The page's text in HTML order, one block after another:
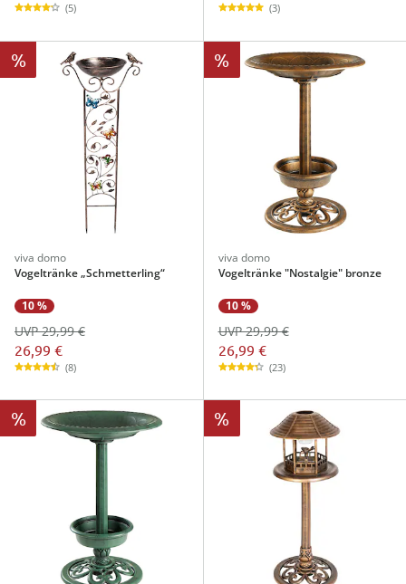
(5) (3)
%
viva domo
Vogeltränke „Schmetterling“
10 %
26,99 €
UVP 29,99 €
(8)
%
viva domo
Vogeltränke "Nostalgie" bronze
10 %
26,99 €
UVP 29,99 €
(23)
% %